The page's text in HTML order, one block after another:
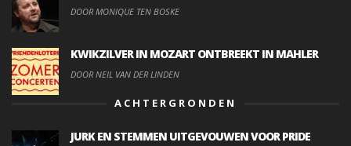
DOOR MONIQUE TEN BOSKE
KWIKZILVER IN MOZART ONTBREEKT IN MAHLER
DOOR NEIL VAN DER LINDEN
ACHTERGRONDEN
JURK EN STEMMEN UITGEVOUWEN VOOR PRIDE